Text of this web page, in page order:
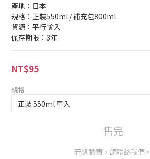
產地：日本
規格：正裝550ml / 補充包800ml
貨源：平行輸入
保存期限：3年
NT$95
規格
售完
若想購買，請聯絡我們。